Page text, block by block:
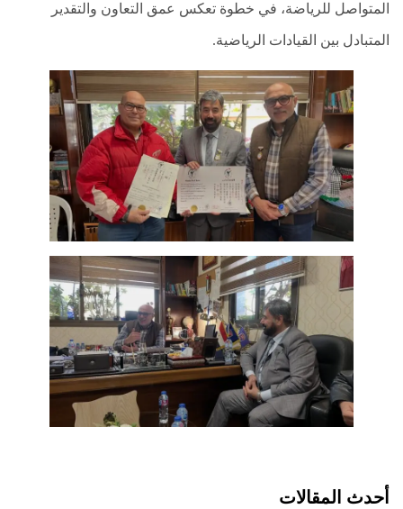
البقاعي
الفئة
المستهدفة
المتواصل للرياضة، في خطوة تعكس عمق التعاون والتقدير
المتبادل بين القيادات الرياضية.
أحدث المقالات